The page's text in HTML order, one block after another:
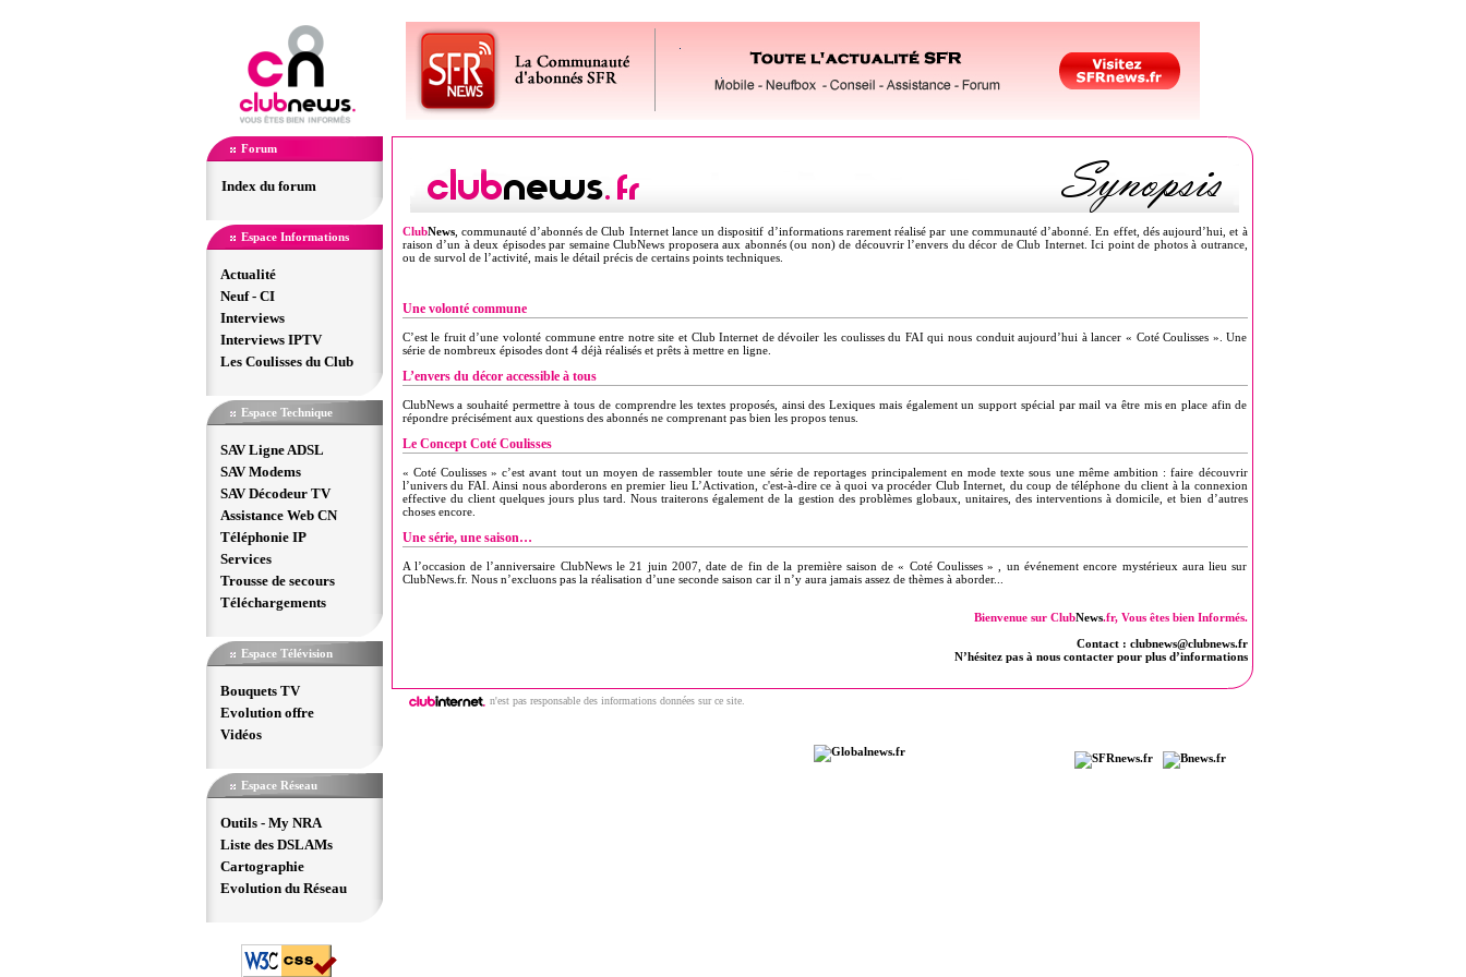
Forum
Index du forum
Espace Informations
Actualité
Neuf - CI
Interviews
Interviews IPTV
Les Coulisses du Club
Espace Technique
SAV Ligne ADSL
SAV Modems
SAV Décodeur TV
Assistance Web CN
Téléphonie IP
Services
Trousse de secours
Téléchargements
Espace Télévision
Bouquets TV
Evolution offre
Vidéos
Espace Réseau
Outils - My NRA
Liste des DSLAMs
Cartographie
Evolution du Réseau
ClubNews, communauté d’abonnés de Club Internet lance un dispositif d’informations rarement réalisé par une communauté d’abonné. En effet, dés aujourd’hui, et à
raison d’un à deux épisodes par semaine ClubNews proposera aux abonnés (ou non) de découvrir l’envers du décor de Club Internet. Ici point de photos à outrance,
ou de survol de l’activité, mais le détail précis de certains points techniques.
Une volonté commune
C’est le fruit d’une volonté commune entre notre site et Club Internet de dévoiler les coulisses du FAI qui nous conduit aujourd’hui à lancer « Coté Coulisses ». Une
série de nombreux épisodes dont 4 déjà réalisés et prêts à mettre en ligne.
L’envers du décor accessible à tous
ClubNews a souhaité permettre à tous de comprendre les textes proposés, ainsi des Lexiques mais également un support spécial par mail va être mis en place afin de
répondre précisément aux questions des abonnés ne comprenant pas bien les propos tenus.
Le Concept Coté Coulisses
« Coté Coulisses » c’est avant tout un moyen de rassembler toute une série de reportages principalement en mode texte sous une même ambition : faire découvrir
l’univers du FAI. Ainsi nous aborderons en premier lieu L’Activation, c'est-à-dire ce à quoi va procéder Club Internet, du coup de téléphone du client à la connexion
effective du client quelques jours plus tard. Nous traiterons également de la gestion des problèmes globaux, unitaires, des interventions à domicile, et bien d’autres
choses encore.
Une série, une saison…
A l’occasion de l’anniversaire ClubNews le 21 juin 2007, date de fin de la première saison de « Coté Coulisses » , un événement encore mystérieux aura lieu sur
ClubNews.fr. Nous n’excluons pas la réalisation d’une seconde saison car il n’y aura jamais assez de thèmes à aborder...
Bienvenue sur ClubNews.fr, Vous êtes bien Informés.
Contact : clubnews@clubnews.fr
N’hésitez pas à nous contacter pour plus d’informations
n'est pas responsable des informations données sur ce site.